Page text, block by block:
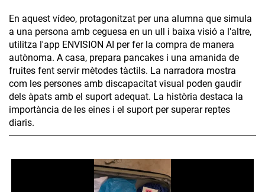
En aquest vídeo, protagonitzat per una alumna que simula
a una persona amb ceguesa en un ull i baixa visió a l'altre,
utilitza l'app ENVISION AI per fer la compra de manera
autònoma. A casa, prepara pancakes i una amanida de
fruites fent servir mètodes tàctils. La narradora mostra
com les persones amb discapacitat visual poden gaudir
dels àpats amb el suport adequat. La història destaca la
importància de les eines i el suport per superar reptes
diaris.